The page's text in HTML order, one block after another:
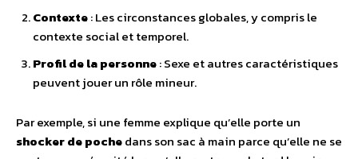
Contexte: Les circonstances globales, y compris le
contexte social et temporel.
Profil de la personne: Sexe et autres caractéristiques
peuvent jouer un rôle mineur.
Par exemple, si une femme explique qu’elle porte un
shocker de pochedans son sac à main parce qu’elle ne se